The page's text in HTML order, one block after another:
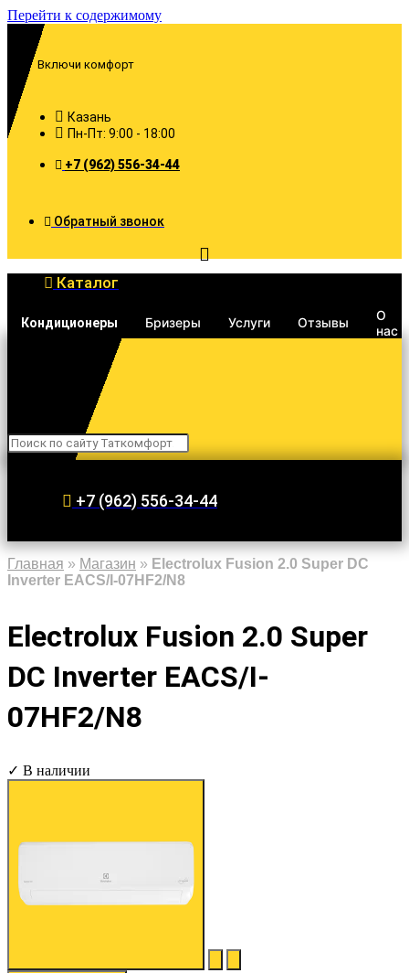
Перейти к содержимому
Включи комфорт
Казань
Пн-Пт: 9:00 - 18:00
+7 (962) 556-34-44
Обратный звонок
Каталог
Кондиционеры Бризеры Услуги Отзывы
О
нас
+7 (962) 556-34-44
Главная » Магазин » Electrolux Fusion 2.0 Super DC
Inverter EACS/I-07HF2/N8
Electrolux Fusion 2.0 Super
DC Inverter EACS/I-
07HF2/N8
✓ В наличии